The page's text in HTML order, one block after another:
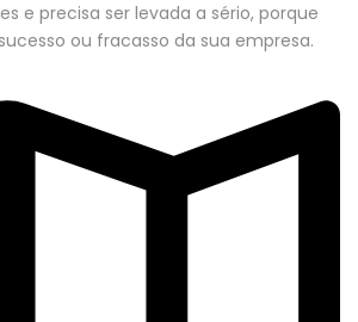
e precisa ser levada a sério, porque
ou fracasso da sua empresa.